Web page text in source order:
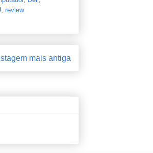
review
mais antiga